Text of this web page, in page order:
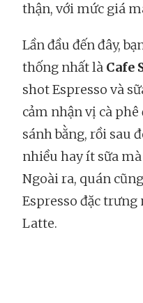
thận, với mức giá
Lần đầu đến đây,
thống nhất là Cafe
shot Espresso và
cảm nhận vị cà
sánh bằng, rồi sau
nhiều hay ít sữa
Ngoài ra, quán
Espresso đặc
Latte.